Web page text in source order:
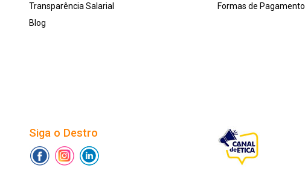
Transparência Salarial
Blog
Formas de Pagamento
Siga o Destro